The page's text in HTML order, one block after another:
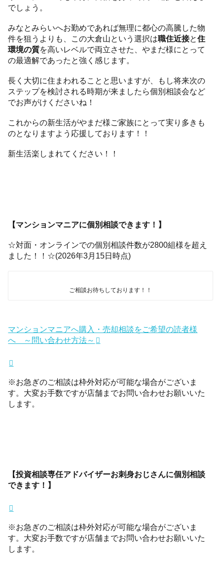
でしょう。
みなとみらいへお勤めであれば無理に都心の高騰した物
件を狙うよりも、この大倉山という選択は職住近接と住
環境の質を高いレベルで両立させた、やまだ様にとって
の最適解であったと強く感じます。
長く大切に住まわれることと思いますが、もし将来次の
ステップを検討される時期が来ましたら個別相談会など
でお声がけくださいね！
これからの新生活がやまだ様ご家族にとって実り多きも
のとなりますよう応援しております！！
新生活楽しまれてください！！
【マンションマニアに個別相談できます！】
☆対面・オンラインでの個別相談件数が2800組様を超え
ました！！☆(2026年3月15日時点)
ご相談お待ちしております！！
マンションマニアへ購入・売却相談をご希望の読者様
へ ～問い合わせ方法～
※お急ぎのご相談は枠外対応が可能な場合がございま
す。大変お手数ですが店舗までお問い合わせお願いいた
します。
【投資相談専任アドバイザーお刺身おじさんに個別相談
できます！】
※お急ぎのご相談は枠外対応が可能な場合がございま
す。大変お手数ですが店舗までお問い合わせお願いいた
します。